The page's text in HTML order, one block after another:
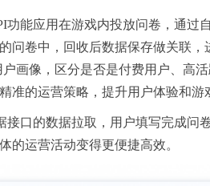
功能应用在游戏内投放问卷，通过
问卷中，回收后数据保存做关联
画像，区分是否是付费用户、高
准的运营策略，提升用户体验和游
接口的数据拉取，用户填写完成问
的运营活动变得更便捷高效。